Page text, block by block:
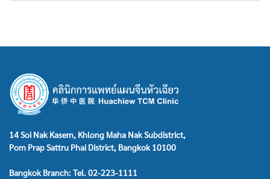
14 Soi Nak Kasem, Khlong Maha Nak Subdistrict,
Pom Prap Sattru Phai District, Bangkok 10100
Bangkok Branch: Tel. 02-223-1111